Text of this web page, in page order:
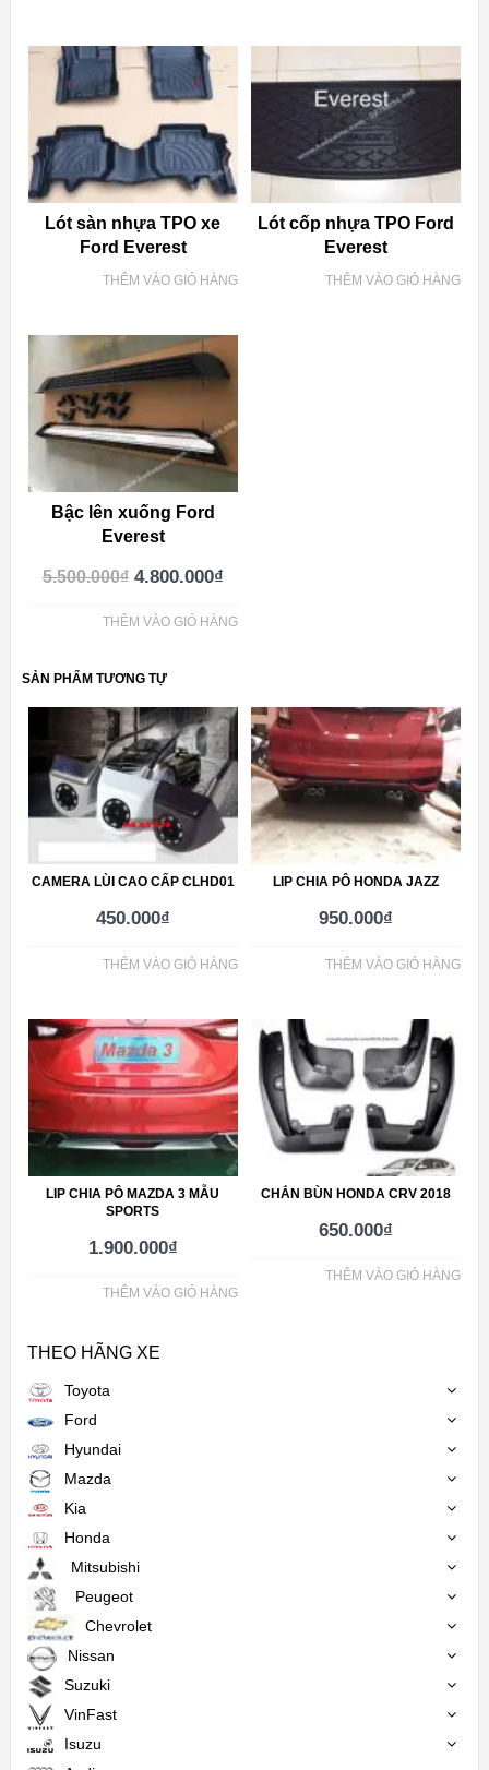
Lót sàn nhựa TPO xe
Ford Everest
THÊM VÀO GIỎ HÀNG
Lót cốp nhựa TPO Ford
Everest
THÊM VÀO GIỎ HÀNG
Bậc lên xuống Ford
Everest
5.500.000₫ 4.800.000₫
THÊM VÀO GIỎ HÀNG
SẢN PHẨM TƯƠNG TỰ
CAMERA LÙI CAO CẤP CLHD01
450.000₫
THÊM VÀO GIỎ HÀNG
LIP CHIA PÔ HONDA JAZZ
950.000₫
THÊM VÀO GIỎ HÀNG
LIP CHIA PÔ MAZDA 3 MẪU
SPORTS
1.900.000₫
THÊM VÀO GIỎ HÀNG
CHẮN BÙN HONDA CRV 2018
650.000₫
THÊM VÀO GIỎ HÀNG
THEO HÃNG XE
Toyota
Ford
Hyundai
Mazda
Kia
Honda
Mitsubishi
Peugeot
Chevrolet
Nissan
Suzuki
VinFast
Isuzu